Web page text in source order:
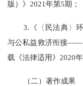
版）》2021年第5期；
3.《〈民法典〉
与公私益救济衔接——
载《法律适用》2020年
（二）著作成果